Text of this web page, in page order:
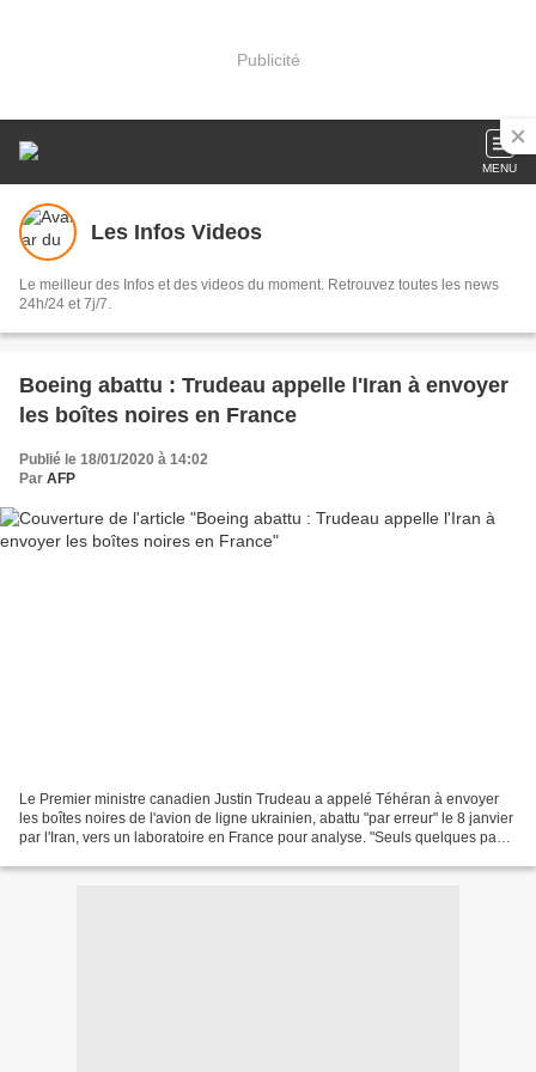
Publicité
MENU
Les Infos Videos
Le meilleur des Infos et des videos du moment. Retrouvez toutes les news
24h/24 et 7j/7.
Boeing abattu : Trudeau appelle l'Iran à envoyer
les boîtes noires en France
Publié le 18/01/2020 à 14:02
Par AFP
Le Premier ministre canadien Justin Trudeau a appelé Téhéran à envoyer
les boîtes noires de l'avion de ligne ukrainien, abattu "par erreur" le 8 janvier
par l'Iran, vers un laboratoire en France pour analyse. "Seuls quelques pays